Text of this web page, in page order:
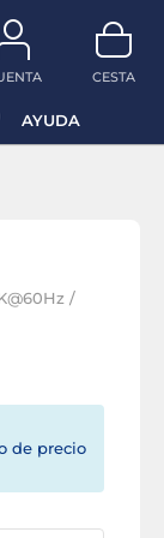
CESTA
AYUDA
/
de precio